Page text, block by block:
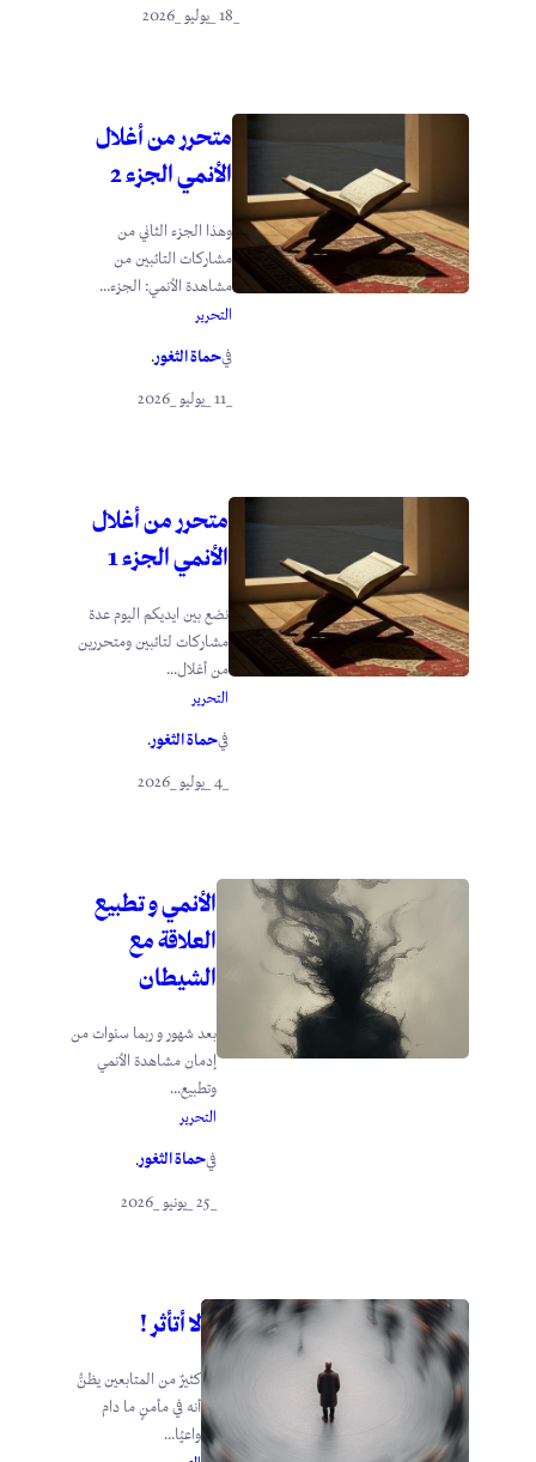
متحرر من أغلال
الأنمي الجزء 2
وهذا الجزء الثاني من
مشاركات التائبين من
مشاهدة الأنمي: الجزء...
التحرير
فيحماة الثغور.
_11 _يوليو _2026
متحرر من أغلال
الأنمي الجزء 1
نضع بين ايديكم اليوم عدة
مشاركات لتائبين ومتحررين
من أغلال...
التحرير
فيحماة الثغور.
الأنمي و تطبيع
العلاقة مع
الشيطان
بعد شهور و ربما سنوات من
إدمان مشاهدة الأنمي
وتطبيع...
التحرير
فيحماة الثغور.
لا أتأثر !
كثيرٌ من المتابعين يظنُّ
أنه في مأمنٍ ما دام
واعيًا...